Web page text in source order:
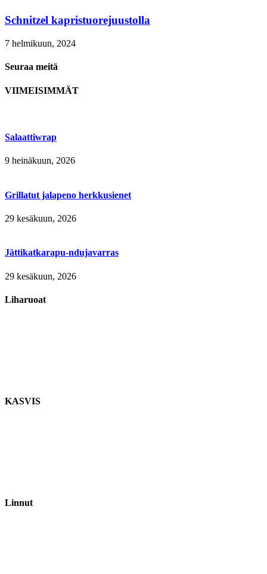
Schnitzel kapristuorejuustolla
7 helmikuun, 2024
Seuraa meitä
VIIMEISIMMÄT
Salaattiwrap
9 heinäkuun, 2026
Grillatut jalapeno herkkusienet
29 kesäkuun, 2026
Jättikatkarapu-ndujavarras
29 kesäkuun, 2026
Liharuoat
KASVIS
Linnut